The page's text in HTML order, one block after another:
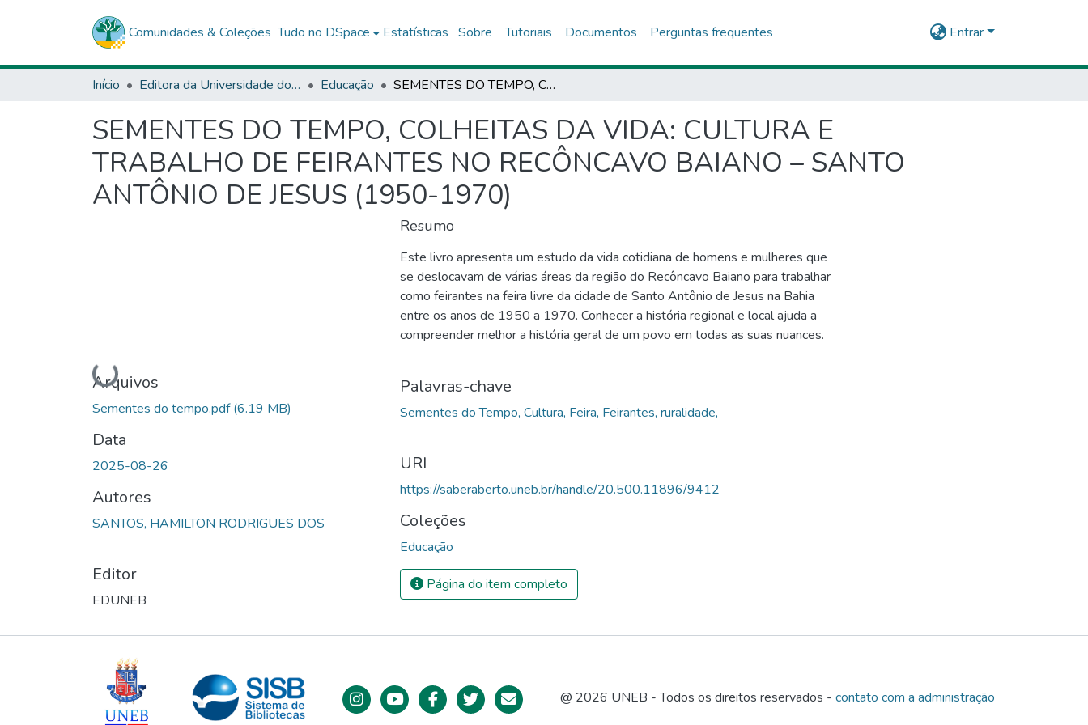
Comunidades & Coleções Tudo no DSpace Estatísticas Sobre Tutoriais Documentos Perguntas frequentes Entrar
Início Editora da Universidade do Estado da Bahia - EDUNEB Educação SEMENTES DO TEMPO, COLHEITAS DA VIDA: CULTURA E TRABALHO DE FEIRANTES NO RECÔNCAVO BAIANO – SANTO ANTÔNIO DE JESUS (1950-1970)
SEMENTES DO TEMPO, COLHEITAS DA VIDA: CULTURA E
TRABALHO DE FEIRANTES NO RECÔNCAVO BAIANO – SANTO
ANTÔNIO DE JESUS (1950-1970)
Carregando...
Arquivos
Sementes do tempo.pdf(6.19 MB)
Data
2025-08-26
Autores
SANTOS, HAMILTON RODRIGUES DOS
Editor
EDUNEB
Resumo
Este livro apresenta um estudo da vida cotidiana de homens e mulheres que
se deslocavam de várias áreas da região do Recôncavo Baiano para trabalhar
como feirantes na feira livre da cidade de Santo Antônio de Jesus na Bahia
entre os anos de 1950 a 1970. Conhecer a história regional e local ajuda a
compreender melhor a história geral de um povo em todas as suas nuances.
Palavras-chave
Sementes do Tempo, Cultura, Feira, Feirantes, ruralidade,
URI
https://saberaberto.uneb.br/handle/20.500.11896/9412
Coleções
Educação
Página do item completo
@ 2026 UNEB - Todos os direitos reservados -contato com a administração